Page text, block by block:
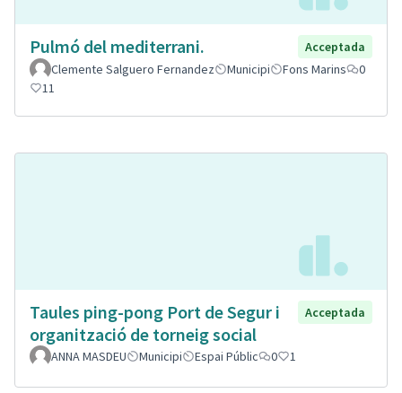
Pulmó del mediterrani.
Acceptada
Clemente Salguero Fernandez
Municipi Fons Marins
0
11
Taules ping-pong Port de Segur i
organització de torneig social
Acceptada
ANNA MASDEU Municipi Espai Públic 0 1